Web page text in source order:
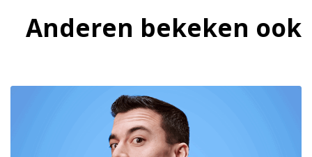
Anderen bekeken ook